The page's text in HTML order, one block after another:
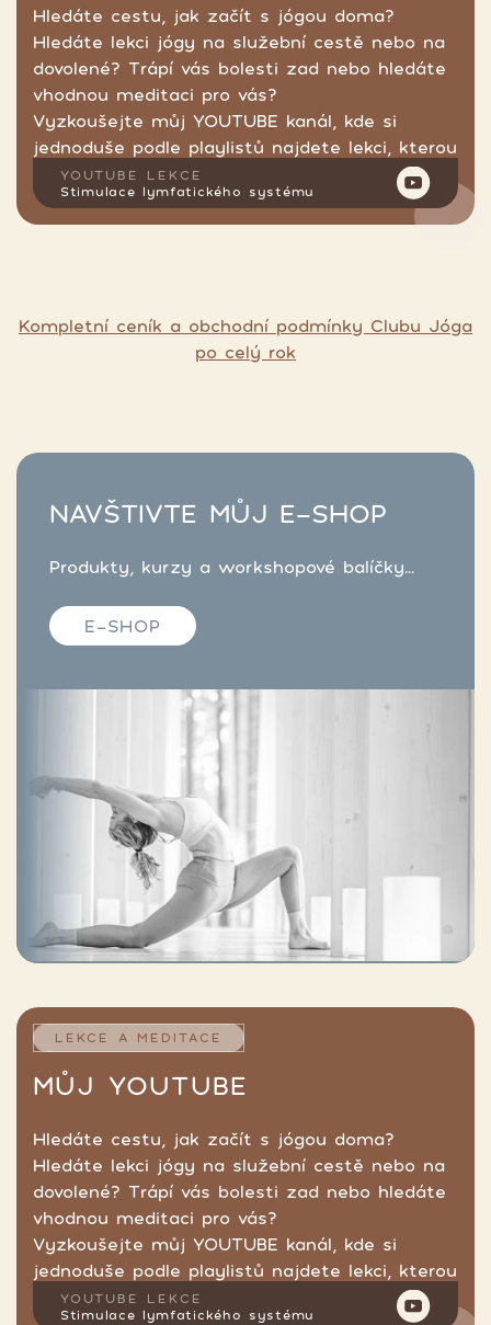
Hledáte cestu, jak začít s jógou doma?
Hledáte lekci jógy na služební cestě nebo na
dovolené? Trápí vás bolesti zad nebo hledáte
vhodnou meditaci pro vás?
Vyzkoušejte můj YOUTUBE kanál, kde si
jednoduše podle playlistů najdete lekci, kterou
hledáte.
YOUTUBE LEKCE
Stimulace lymfatického systému
Kompletní ceník a obchodní podmínky Clubu Jóga
po celý rok
NAVŠTIVTE MŮJ E-SHOP
Produkty, kurzy a workshopové balíčky...
E-SHOP
LEKCE A MEDITACE
MŮJ YOUTUBE
Hledáte cestu, jak začít s jógou doma?
Hledáte lekci jógy na služební cestě nebo na
dovolené? Trápí vás bolesti zad nebo hledáte
vhodnou meditaci pro vás?
Vyzkoušejte můj YOUTUBE kanál, kde si
jednoduše podle playlistů najdete lekci, kterou
hledáte.
YOUTUBE LEKCE
Stimulace lymfatického systému